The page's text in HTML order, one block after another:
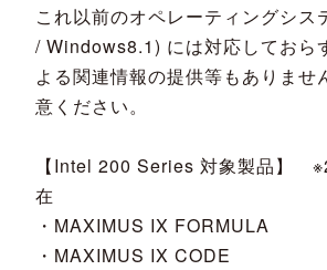
これ以前のオペレーティングシ
/ Windows8.1) には対応しておら
よる関連情報の提供等もありませ
意ください。
【Intel 200 Series 対象製品】
在
・MAXIMUS IX FORMULA
・MAXIMUS IX CODE